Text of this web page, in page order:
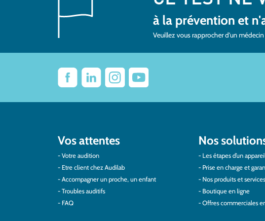
à la prévention et
Veuillez vous rapprocher d'un
Vos attentes
Votre audition
Etre client chez Audilab
Accompagner un proche, un enfant
Troubles auditifs
FAQ
Nos
Les étapes d’un
Prise en charge et
Nos produits et services
Boutique en ligne
Offres commerciales